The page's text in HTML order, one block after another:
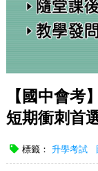
【國中會考
短期衝刺首
標籤： 升學考試